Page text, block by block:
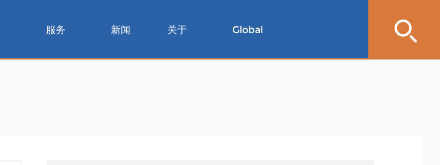
服务 新闻 关于 Global